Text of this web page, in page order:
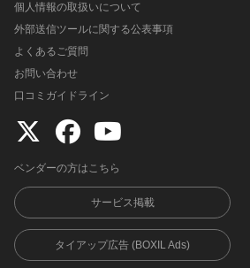
個人情報の取扱いについて
外部送信ツールに関する公表事項
よくあるご質問
お問い合わせ
口コミガイドライン
ベンダーの方はこちら
サービス掲載
タイアップ広告 (BOXIL Ads)